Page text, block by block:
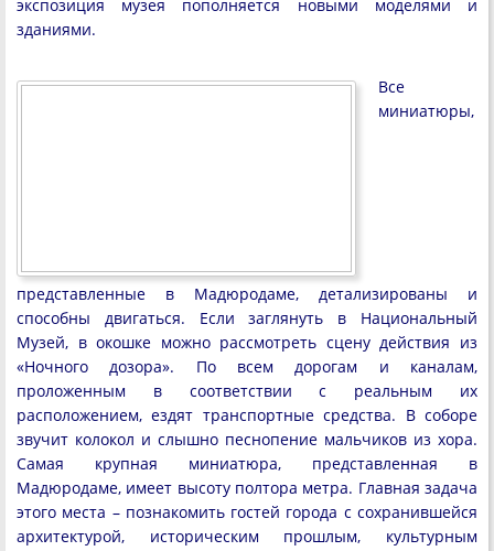
экспозиция музея пополняется новыми моделями и
зданиями.
Все
миниатюры,
представленные в Мадюродаме, детализированы и
способны двигаться. Если заглянуть в Национальный
Музей, в окошке можно рассмотреть сцену действия из
«Ночного дозора». По всем дорогам и каналам,
проложенным в соответствии с реальным их
расположением, ездят транспортные средства. В соборе
звучит колокол и слышно песнопение мальчиков из хора.
Самая крупная миниатюра, представленная в
Мадюродаме, имеет высоту полтора метра. Главная задача
этого места – познакомить гостей города с сохранившейся
архитектурой, историческим прошлым, культурным